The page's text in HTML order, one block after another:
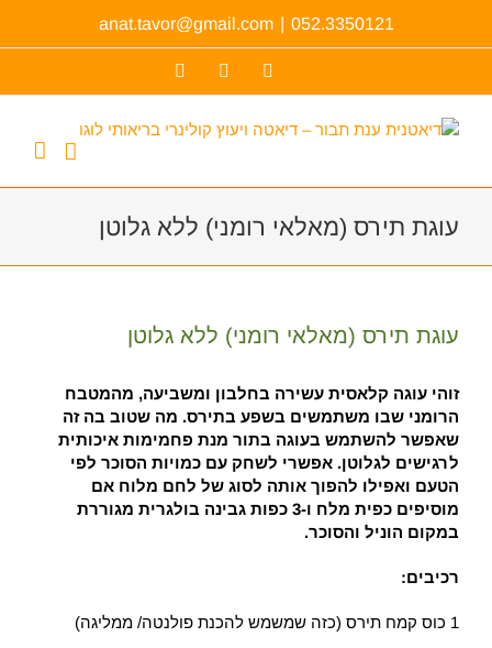
052.3350121
|
anat.tavor@gmail.com
Facebook
YouTube
עוגת תירס (מאלאי רומני) ללא גלוטן
מוגדלת
עוגת תירס (מאלאי רומני) ללא גלוטן
זוהי עוגה קלאסית עשירה בחלבון ומשביעה, מהמטבח
הרומני שבו משתמשים בשפע בתירס. מה שטוב בה זה
שאפשר להשתמש בעוגה בתור מנת פחמימות איכותית
לרגישים לגלוטן. אפשרי לשחק עם כמויות הסוכר לפי
הטעם ואפילו להפוך אותה לסוג של לחם מלוח אם
מוסיפים כפית מלח ו-3 כפות גבינה בולגרית מגוררת
במקום הוניל והסוכר.
רכיבים:
1 כוס קמח תירס (כזה שמשמש להכנת פולנטה/ ממליגה)